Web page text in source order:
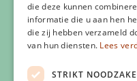
Recepten,
ontvangen?
Schrijf je in
die deze kunnen
informatie die u aan hen
die zij hebben verzameld
van hun diensten. Lees
STRIKT